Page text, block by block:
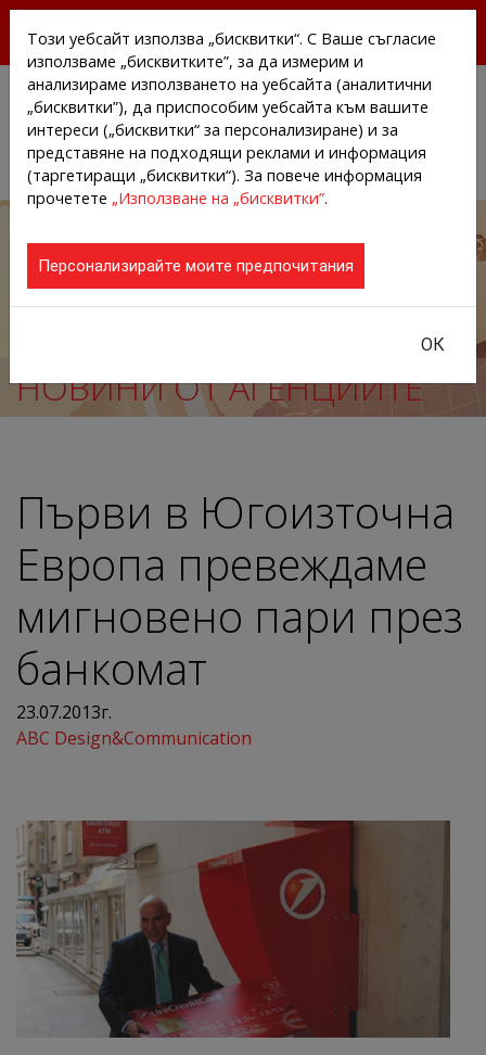
АГЕНЦИИТЕ И КОМПАНИИТЕ
НОВИНИ ОТ АГЕНЦИИТЕ
Първи в Югоизточна
Европа превеждаме
мигновено пари през
банкомат
23.07.2013г.
ABC Design&Communication
Този уебсайт използва „бисквитки“. С Ваше съгласие
използваме „бисквитките”, за да измерим и
анализираме използването на уебсайта (аналитични
„бисквитки”), да приспособим уебсайта към вашите
интереси („бисквитки“ за персонализиране) и за
представяне на подходящи реклами и информация
(таргетиращи „бисквитки“). За повече информация
прочетете „Използване на „бисквитки”.
Персонализирайте моите предпочитания
ОК